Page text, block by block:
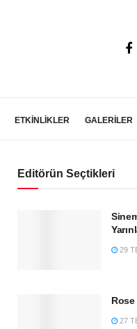
ETKİNLİKLER GALERİLER
Editörün Seçtikleri
29
Rose
27